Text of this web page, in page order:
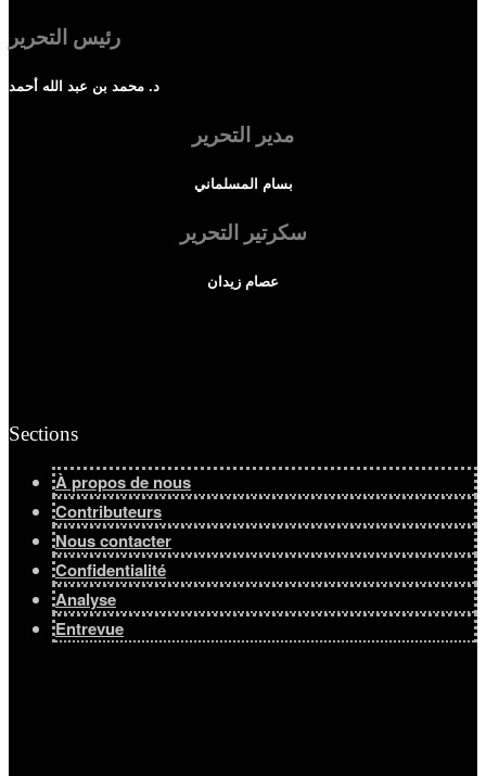
رئيس التحرير
د. محمد بن عبد الله أحمد
مدير التحرير
بسام المسلماني
سكرتير التحرير
عصام زيدان
Sections
À propos de nous
Contributeurs
Nous contacter
Confidentialité
Analyse
Entrevue